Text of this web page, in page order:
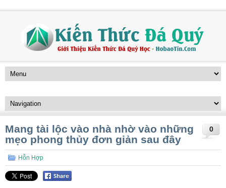
0
Mang tài lộc vào nhà nhờ vào những
mẹo phong thủy đơn giản sau đây
Hỗn Hợp